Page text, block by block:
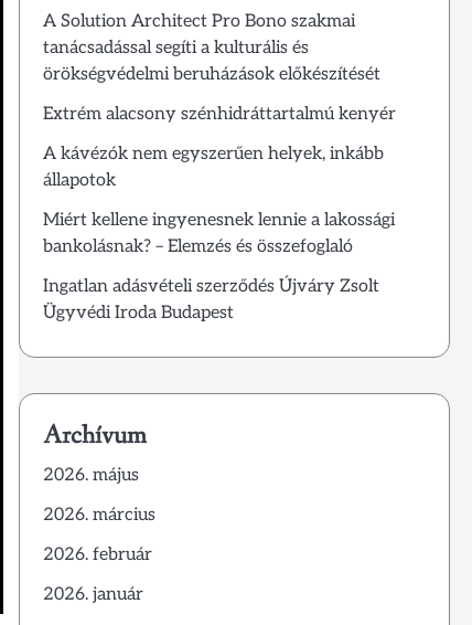
A Solution Architect Pro Bono szakmai
tanácsadással segíti a kulturális és
örökségvédelmi beruházások előkészítését
Extrém alacsony szénhidráttartalmú kenyér
A kávézók nem egyszerűen helyek, inkább
állapotok
Miért kellene ingyenesnek lennie a lakossági
bankolásnak? – Elemzés és összefoglaló
Ingatlan adásvételi szerződés Újváry Zsolt
Ügyvédi Iroda Budapest
Archívum
2026. május
2026. március
2026. február
2026. január